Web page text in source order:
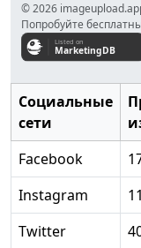
© 2026
Попробуйте
Социальные
сети
Facebook
Instagram
Twitter